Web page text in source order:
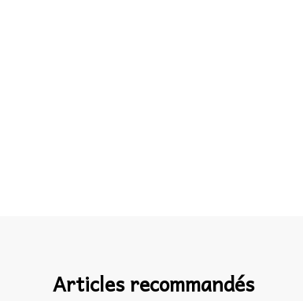
Articles recommandés